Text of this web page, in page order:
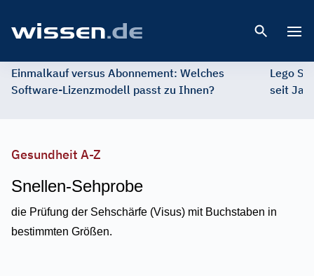
Einmalkauf versus Abonnement: Welches
Software-Lizenzmodell passt zu Ihnen?
Lego
seit
Gesundheit A-Z
Snellen-Sehprobe
die Prüfung der Sehschärfe (Visus) mit Buchstaben in
bestimmten Größen.